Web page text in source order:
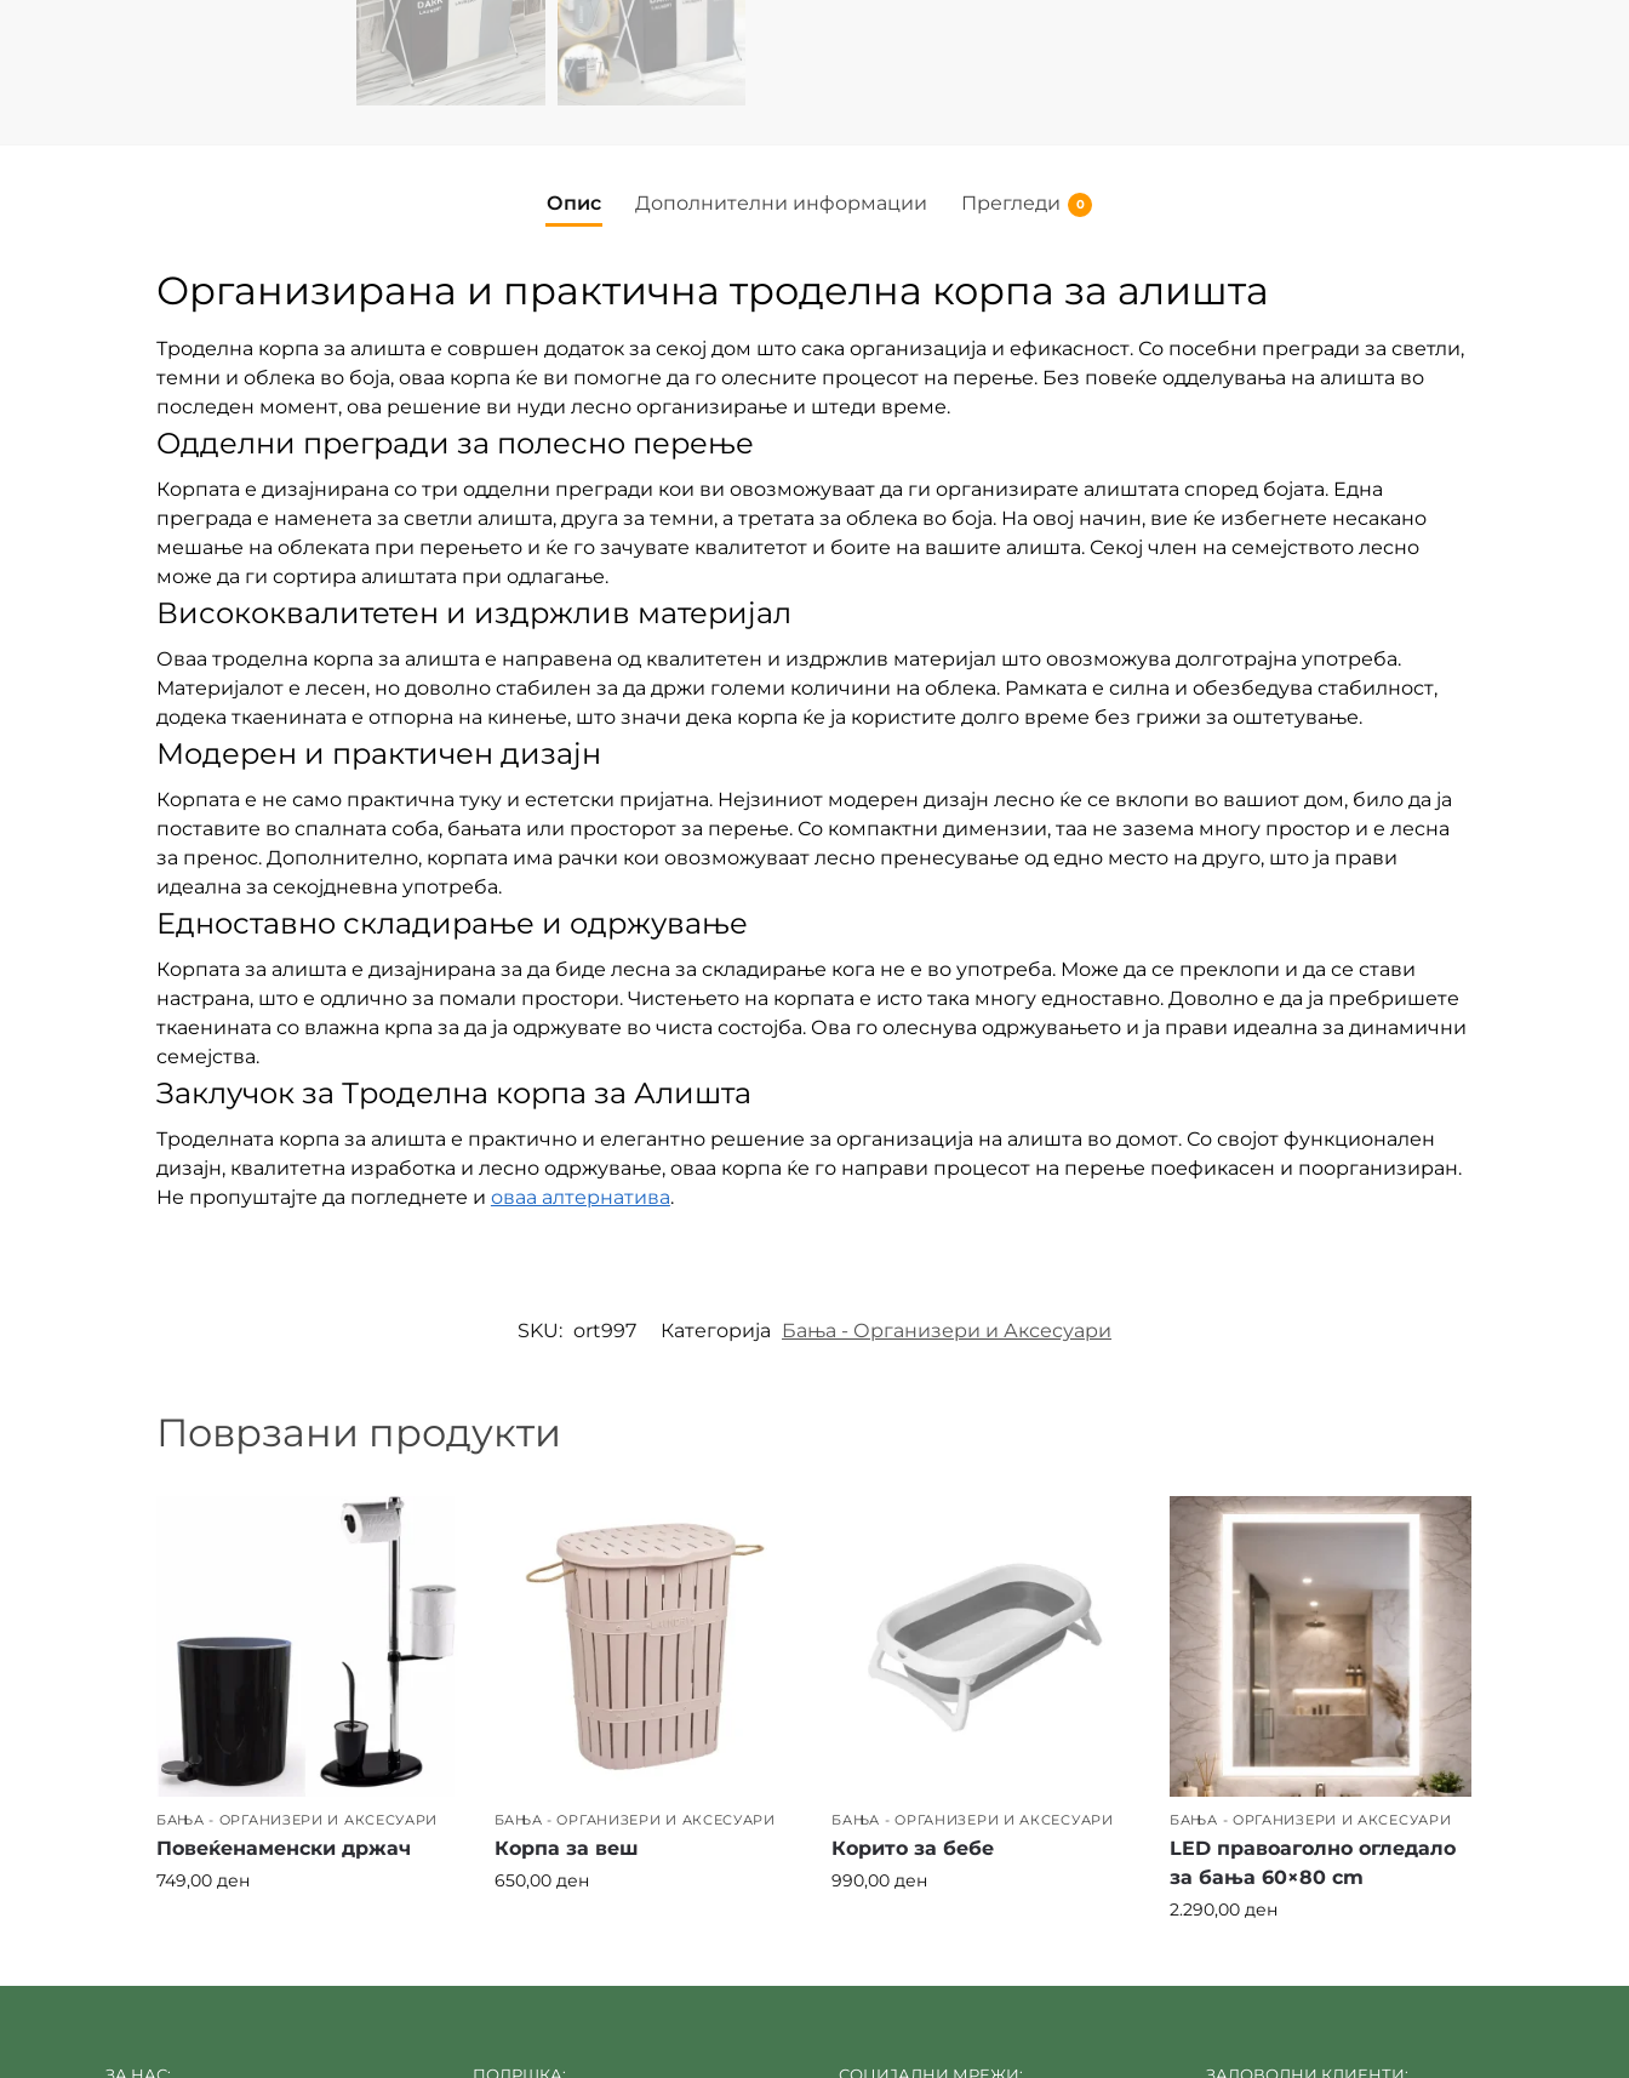
Опис Дополнителни информации Прегледи 0
Организирана и практична троделна корпа за алишта
Троделна корпа за алишта е совршен додаток за секој дом што сака организација и ефикасност. Со посебни прегради за светли,
темни и облека во боја, оваа корпа ќе ви помогне да го олесните процесот на перење. Без повеќе одделувања на алишта во
последен момент, ова решение ви нуди лесно организирање и штеди време.
Одделни прегради за полесно перење
Корпата е дизајнирана со три одделни прегради кои ви овозможуваат да ги организирате алиштата според бојата. Една
преграда е наменета за светли алишта, друга за темни, а третата за облека во боја. На овој начин, вие ќе избегнете несакано
мешање на облеката при перењето и ќе го зачувате квалитетот и боите на вашите алишта. Секој член на семејството лесно
може да ги сортира алиштата при одлагање.
Висококвалитетен и издржлив материјал
Оваа троделна корпа за алишта е направена од квалитетен и издржлив материјал што овозможува долготрајна употреба.
Материјалот е лесен, но доволно стабилен за да држи големи количини на облека. Рамката е силна и обезбедува стабилност,
додека ткаенината е отпорна на кинење, што значи дека корпа ќе ја користите долго време без грижи за оштетување.
Модерен и практичен дизајн
Корпата е не само практична туку и естетски пријатна. Нејзиниот модерен дизајн лесно ќе се вклопи во вашиот дом, било да ја
поставите во спалната соба, бањата или просторот за перење. Со компактни димензии, таа не зазема многу простор и е лесна
за пренос. Дополнително, корпата има рачки кои овозможуваат лесно пренесување од едно место на друго, што ја прави
идеална за секојдневна употреба.
Едноставно складирање и одржување
Корпата за алишта е дизајнирана за да биде лесна за складирање кога не е во употреба. Може да се преклопи и да се стави
настрана, што е одлично за помали простори. Чистењето на корпата е исто така многу едноставно. Доволно е да ја пребришете
ткаенината со влажна крпа за да ја одржувате во чиста состојба. Ова го олеснува одржувањето и ја прави идеална за динамични
семејства.
Заклучок за Троделна корпа за Алишта
Троделната корпа за алишта е практично и елегантно решение за организација на алишта во домот. Со својот функционален
дизајн, квалитетна изработка и лесно одржување, оваа корпа ќе го направи процесот на перење поефикасен и поорганизиран.
Не пропуштајте да погледнете и оваа алтернатива.
SKU: ort997 Категорија Бања - Организери и Аксесуари
Поврзани продукти
БАЊА - ОРГАНИЗЕРИ И АКСЕСУАРИ
Повеќенаменски држач
749,00 ден
БАЊА - ОРГАНИЗЕРИ И АКСЕСУАРИ
Корпа за веш
650,00 ден
БАЊА - ОРГАНИЗЕРИ И АКСЕСУАРИ
Корито за бебе
990,00ден
БАЊА - ОРГАНИЗЕРИ И АКСЕСУАРИ
LED правоаголно огледало
за бања 60×80 cm
2.290,00ден